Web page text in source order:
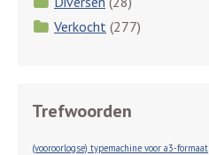
Verkocht (277)
Trefwoorden
(vooroorlogse) typemachine voor a3-formaat